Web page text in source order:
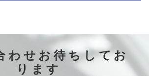
わせお待ちしてお
ります